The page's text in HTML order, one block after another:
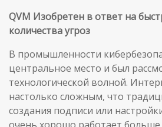
QVM Изобретен в ответ на
количества угроз
В промышленности
центральное место и был
технологической волной.
настолько сложным, что
создания подписи или